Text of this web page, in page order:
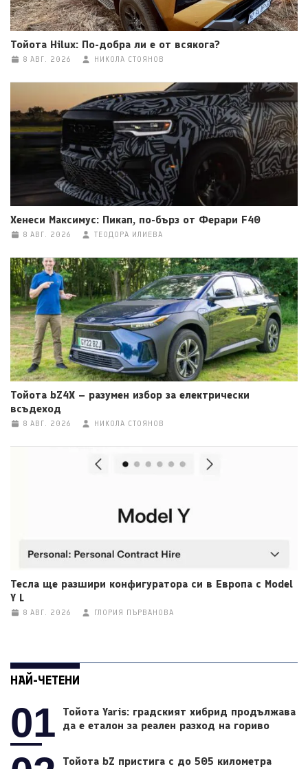
Тойота Hilux: По-добра ли е от всякога?
8 АВГ. 2026 НИКОЛА СТОЯНОВ
Хенеси Максимус: Пикап, по-бърз от Ферари F40
8 АВГ. 2026 ТЕОДОРА ИЛИЕВА
Тойота bZ4X – разумен избор за електрически
всъдеход
8 АВГ. 2026 НИКОЛА СТОЯНОВ
Тесла ще разшири конфигуратора си в Европа с Model
Y L
8 АВГ. 2026 ГЛОРИЯ ПЪРВАНОВА
НАЙ-ЧЕТЕНИ
01
Тойота Yaris: градският хибрид продължава
да е еталон за реален разход на гориво
Тойота bZ пристига с до 505 километра